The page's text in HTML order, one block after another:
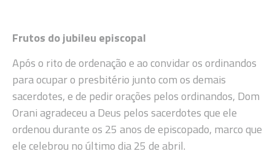
Frutos do jubileu episcopal
Após o rito de ordenação e ao convidar os ordinandos
para ocupar o presbitério junto com os demais
sacerdotes, e de pedir orações pelos ordinandos, Dom
Orani agradeceu a Deus pelos sacerdotes que ele
ordenou durante os 25 anos de episcopado, marco que
ele celebrou no último dia 25 de abril.